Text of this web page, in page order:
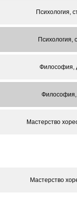
Психология,
Психология,
Философия,
Философия,
Мастерство
Мастерство